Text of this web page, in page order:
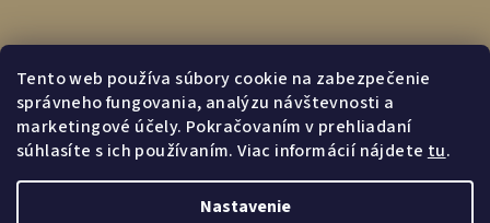
Tento web používa súbory cookie na zabezpečenie
správneho fungovania, analýzu návštevnosti a
marketingové účely. Pokračovaním v prehliadaní
súhlasíte s ich používaním. Viac informácií nájdete tu.
Nastavenie
Prijímame online platby